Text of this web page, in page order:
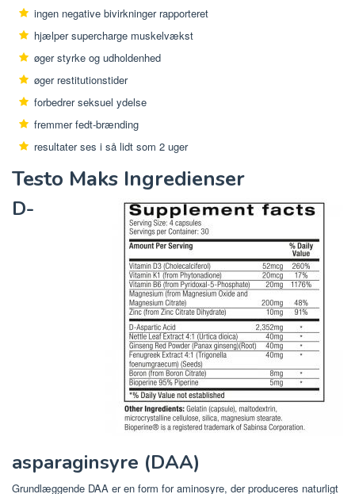
ingen negative bivirkninger rapporteret
hjælper supercharge muskelvækst
øger styrke og udholdenhed
øger restitutionstider
forbedrer seksuel ydelse
fremmer fedt-brænding
resultater ses i så lidt som 2 uger
Testo Maks Ingredienser
D-
asparaginsyre (DAA)
Grundlæggende DAA er en form for aminosyre, der produceres naturligt